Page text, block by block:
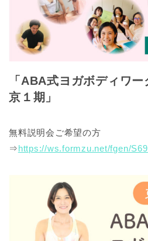
「ABA式ヨガボディワ
京１期」
無料説明会ご希望の方
⇒https://ws.formzu.net/fgen/